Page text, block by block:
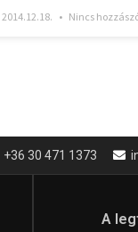
2014.12.18. Nincs
+36 30 471 1373
A